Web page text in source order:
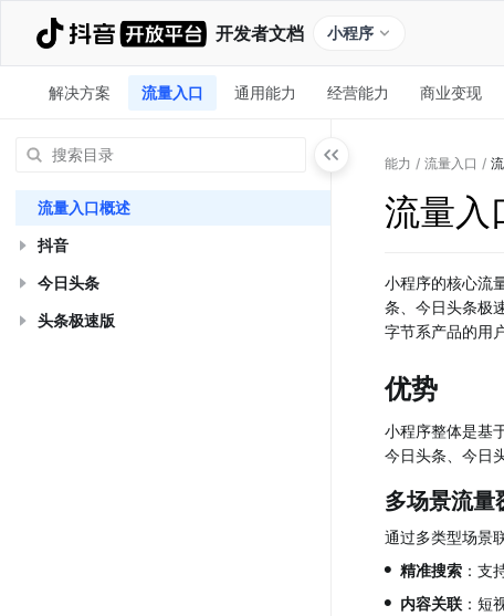
开发者文档 小程序
解决方案 流量入口 通用能力 经营能力 商业变现
流量入口概述
抖音
今日头条
头条极速版
能力 / 流量入口 /
流量入
小程序的核心流
条、今日头条极
字节系产品的用
优势
小程序整体是基
今日头条、今日
多场景流量
通过多类型场景
• 精准搜索 ：支
• 内容关联 ：短